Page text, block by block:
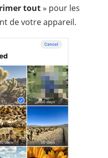
tout» pour les
de votre appareil.